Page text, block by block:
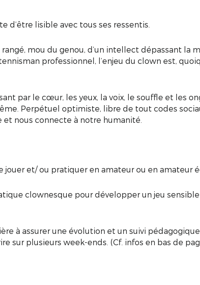
d’être lisible avec tous ses ressentis.
mou du genou, d’un intellect dépassant la
professionnel, l’enjeu du clown est,
par le cœur, les yeux, la voix, le souffle et les
Perpétuel optimiste, libre de tout codes
nous connecte à notre humanité.
jouer et/ ou pratiquer en amateur ou en amateur
clownesque pour développer un jeu
à assurer une évolution et un suivi
sur plusieurs week-ends. (Cf. infos en bas de